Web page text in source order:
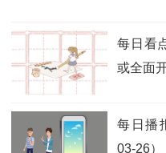
每日看
或全面
每日播
03-26）